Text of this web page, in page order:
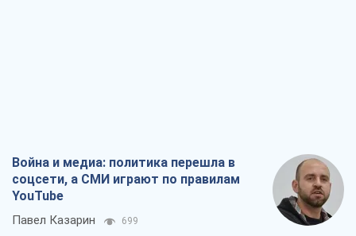
Война и медиа: политика перешла в
соцсети, а СМИ играют по правилам
YouTube
Павел Казарин 699